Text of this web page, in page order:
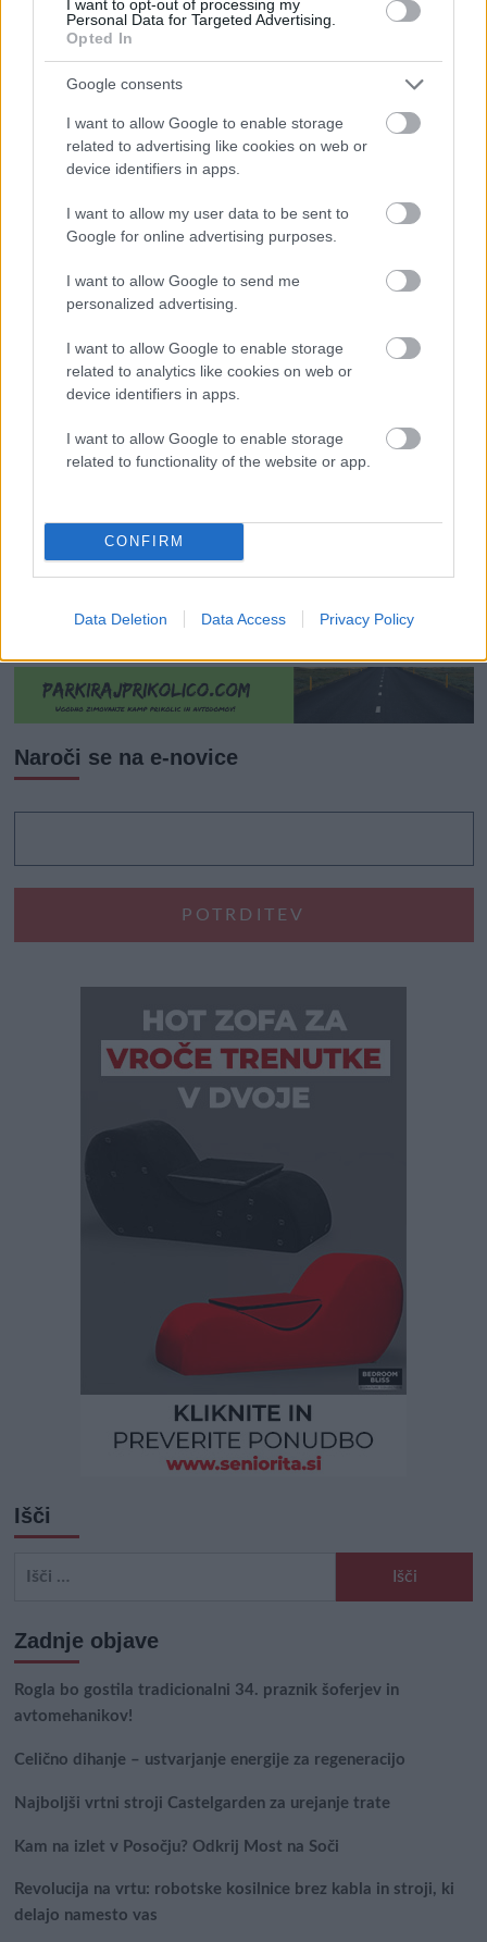
not limited to your visit or usage behaviour. You may click to
grant or deny consent to Google and its third-party tags to
use your data for below specified purposes in below Google
I want to opt-out of processing my
Personal Data for Targeted Advertising.
Opted In
Google consents
I want to allow Google to enable storage
related to advertising like cookies on web or
device identifiers in apps.
I want to allow my user data to be sent to
Google for online advertising purposes.
I want to allow Google to send me
personalized advertising.
I want to allow Google to enable storage
related to analytics like cookies on web or
device identifiers in apps.
I want to allow Google to enable storage
related to functionality of the website or app.
CONFIRM
Data Deletion Data Access Privacy Policy
AKTUALNO UPORABNO ZDRAVJE
regeneracijo
Urednik 07/07/2026
€ UPORABNO
Urednik 02/06/2026
Naroči se na e-novice
Išči
Zadnje objave
Rogla bo gostila tradicionalni 34. praznik šoferjev in
avtomehanikov!
Celično dihanje – ustvarjanje energije za regeneracijo
Najboljši vrtni stroji Castelgarden za urejanje trate
Kam na izlet v Posočju? Odkrij Most na Soči
Revolucija na vrtu: robotske kosilnice brez kabla in stroji, ki
delajo namesto vas